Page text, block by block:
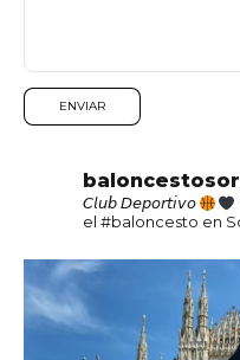
𝘊𝘭𝘶𝘣 𝘋𝘦𝘱𝘰𝘳𝘵𝘪𝘷𝘰
el #baloncesto en